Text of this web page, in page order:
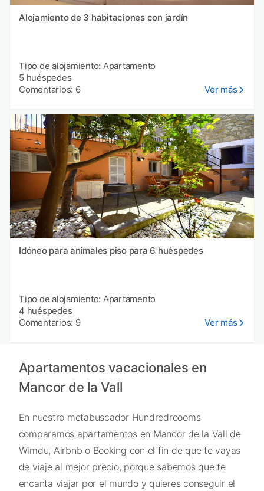
Alojamiento de 3 habitaciones con jardín
Tipo de alojamiento: Apartamento
5 huéspedes
Comentarios: 6
Ver más
Idóneo para animales piso para 6 huéspedes
Tipo de alojamiento: Apartamento
4 huéspedes
Comentarios: 9
Ver más
Apartamentos vacacionales en
Mancor de la Vall
En nuestro metabuscador Hundredroooms
comparamos apartamentos en Mancor de la Vall de
Wimdu, Airbnb o Booking con el fin de que te vayas
de viaje al mejor precio, porque sabemos que te
encanta viajar por el mundo y quieres conseguir el